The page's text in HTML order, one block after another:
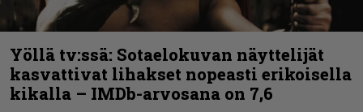
Yöllä tv:ssä: Sotaelokuvan näyttelijät
kasvattivat lihakset nopeasti erikoisella
kikalla – IMDb-arvosana on 7,6